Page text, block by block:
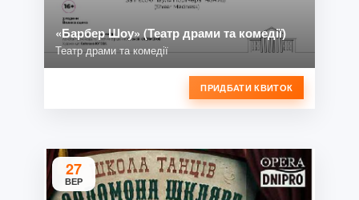
«Барбер Шоу» (Театр драми та комедії)
Театр драми та комедії
ПРИДБАТИ КВИТОК
27
ВЕР